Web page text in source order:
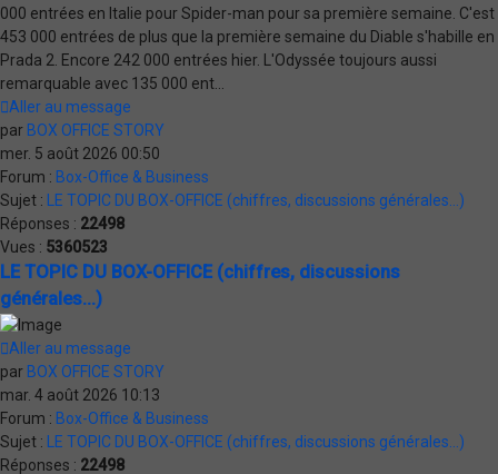
000 entrées en Italie pour Spider-man pour sa première semaine. C'est
453 000 entrées de plus que la première semaine du Diable s'habille en
Prada 2. Encore 242 000 entrées hier. L'Odyssée toujours aussi
remarquable avec 135 000 ent...
Aller au message
par BOX OFFICE STORY
mer. 5 août 2026 00:50
Forum : Box-Office & Business
Sujet :
LE TOPIC DU BOX-OFFICE (chiffres, discussions générales...)
Réponses : 22498
Vues : 5360523
LE TOPIC DU BOX-OFFICE (chiffres, discussions
générales...)
Aller au message
par BOX OFFICE STORY
mar. 4 août 2026 10:13
Forum : Box-Office & Business
Sujet :
LE TOPIC DU BOX-OFFICE (chiffres, discussions générales...)
Réponses : 22498